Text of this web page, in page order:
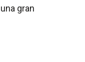
gran